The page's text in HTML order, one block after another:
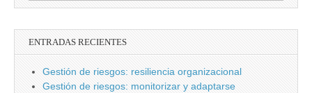
ENTRADAS RECIENTES
Gestión de riesgos: resiliencia organizacional
Gestión de riesgos: monitorizar y adaptarse